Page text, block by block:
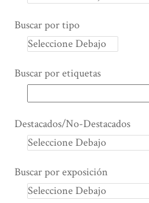
Buscar por tipo
Buscar por etiquetas
Destacados/No-Destacados
Buscar por exposición